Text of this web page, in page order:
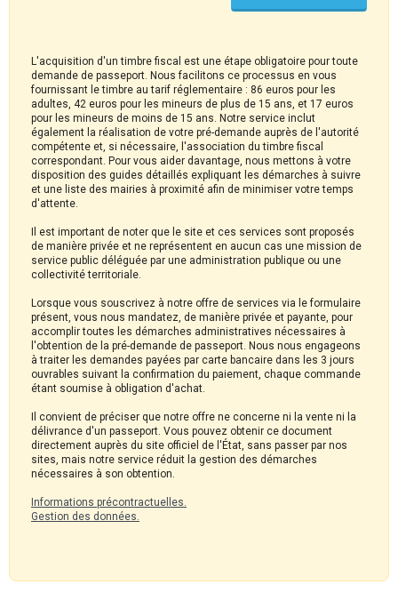
L'acquisition d'un timbre fiscal est une étape obligatoire pour toute
demande de passeport. Nous facilitons ce processus en vous
fournissant le timbre au tarif réglementaire : 86 euros pour les
adultes, 42 euros pour les mineurs de plus de 15 ans, et 17 euros
pour les mineurs de moins de 15 ans. Notre service inclut
également la réalisation de votre pré-demande auprès de l'autorité
compétente et, si nécessaire, l'association du timbre fiscal
correspondant. Pour vous aider davantage, nous mettons à votre
disposition des guides détaillés expliquant les démarches à suivre
et une liste des mairies à proximité afin de minimiser votre temps
d'attente.
Il est important de noter que le site et ces services sont proposés
de manière privée et ne représentent en aucun cas une mission de
service public déléguée par une administration publique ou une
collectivité territoriale.
Lorsque vous souscrivez à notre offre de services via le formulaire
présent, vous nous mandatez, de manière privée et payante, pour
accomplir toutes les démarches administratives nécessaires à
l'obtention de la pré-demande de passeport. Nous nous engageons
à traiter les demandes payées par carte bancaire dans les 3 jours
ouvrables suivant la confirmation du paiement, chaque commande
étant soumise à obligation d'achat.
Il convient de préciser que notre offre ne concerne ni la vente ni la
délivrance d'un passeport. Vous pouvez obtenir ce document
directement auprès du site officiel de l'État, sans passer par nos
sites, mais notre service réduit la gestion des démarches
nécessaires à son obtention.
Informations précontractuelles.
Gestion des données.